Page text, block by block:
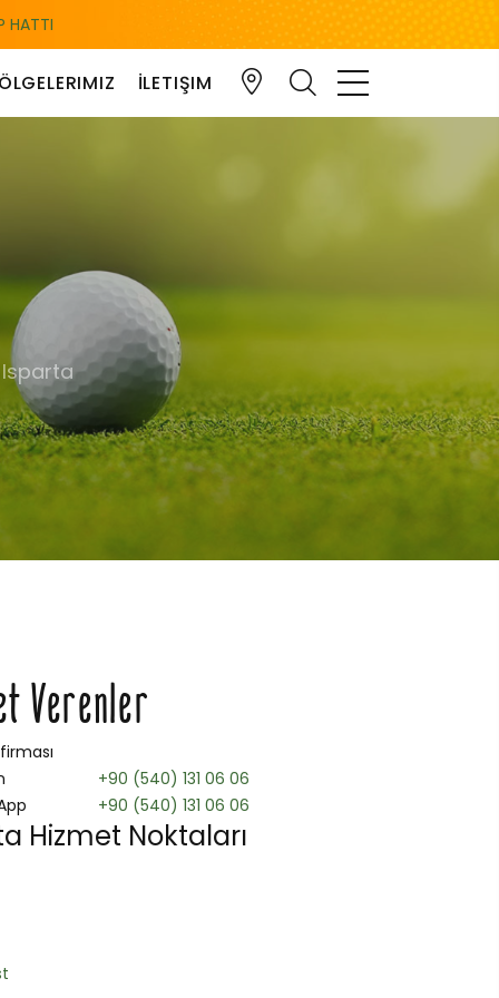
HATTI
İLETIŞIM
Verenler
+90 (540) 131 06 06
+90 (540) 131 06 06
Hizmet Noktaları